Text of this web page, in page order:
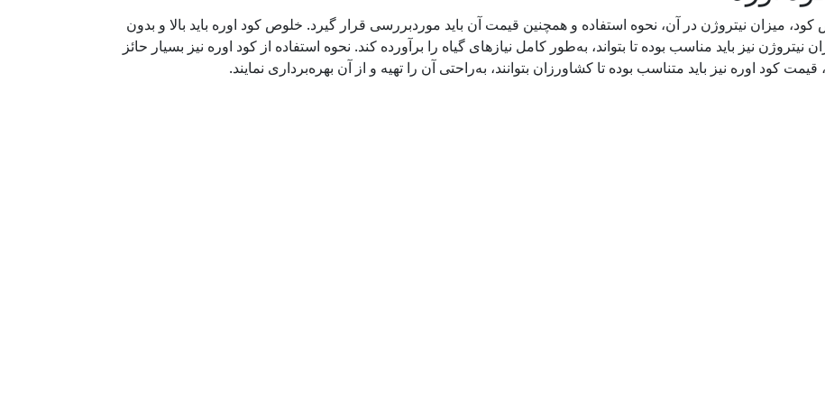
کود، میزان نیتروژن در آن، نحوه استفاده و همچنین قیمت آن باید موردبررسی قرار گیرد. خلوص کود اوره باید بالا و بدون
نیز باید مناسب بوده تا بتواند، به‌طور کامل نیازهای گیاه را برآورده کند. نحوه استفاده از کود اوره نیز بسیار حائز
کود اوره نیز باید متناسب بوده تا کشاورزان بتوانند، به‌راحتی آن را تهیه و از آن بهره‌برداری نمایند.